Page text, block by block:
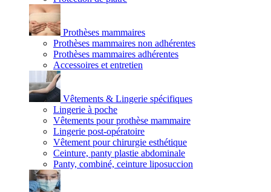
Prothèses mammaires
Prothèses mammaires non adhérentes
Prothèses mammaires adhérentes
Accessoires et entretien
Vêtements & Lingerie spécifiques
Lingerie à poche
Vêtements pour prothèse mammaire
Lingerie post-opératoire
Vêtement pour chirurgie esthétique
Ceinture, panty plastie abdominale
Panty, combiné, ceinture liposuccion